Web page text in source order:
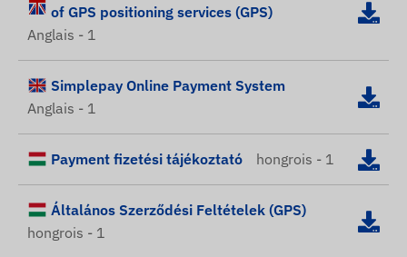
of GPS positioning services (GPS)
Anglais - 1
Simplepay Online Payment System
Anglais - 1
Payment fizetési tájékoztató hongrois - 1
Általános Szerződési Feltételek (GPS)
hongrois - 1